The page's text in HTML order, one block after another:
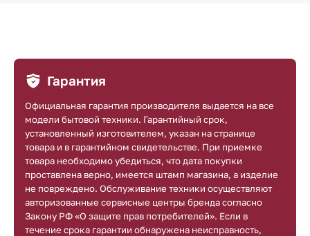
Гарантия
Официальная гарантия производителя выдается на все
модели бытовой техники. Гарантийный срок,
установленный изготовителем, указан на странице
товара и в гарантийном свидетельстве. При приемке
товара необходимо убедиться, что дата покупки
проставлена верно, имеется штамп магазина, а изделие
не повреждено. Обслуживание техники осуществляют
авторизованные сервисные центры бренда согласно
Закону РФ «О защите прав потребителей». Если в
течение срока гарантии обнаружена неисправность,